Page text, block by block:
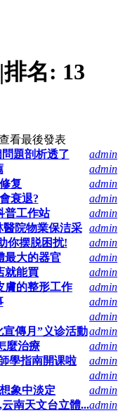
|排名: 13
看最後發表
題剖析透了
admin
admin
复
admin
衰退?
admin
普工作站
admin
醫院物業保洁采
admin
你摆脱困扰!
admin
最大的器官
admin
就能買
admin
膚的整形工作
admin
admin
admin
傳月”义诊活動admin
麼治療
admin
學指南開课啦
admin
admin
象中淡定
admin
南天文台立體...admin